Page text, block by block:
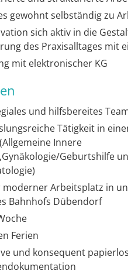
gewohnt selbständig zu
sich aktiv in die
des Praxisalltages mit
mit elektronischer KG
und hilfsbereites
Tätigkeit in
Innere
Geburtshilfe
moderner Arbeitsplatz in
Bahnhofs Dübendorf
Ferien
und konsequent